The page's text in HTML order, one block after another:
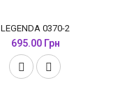
LEGENDA 0370-2
695.00 Грн